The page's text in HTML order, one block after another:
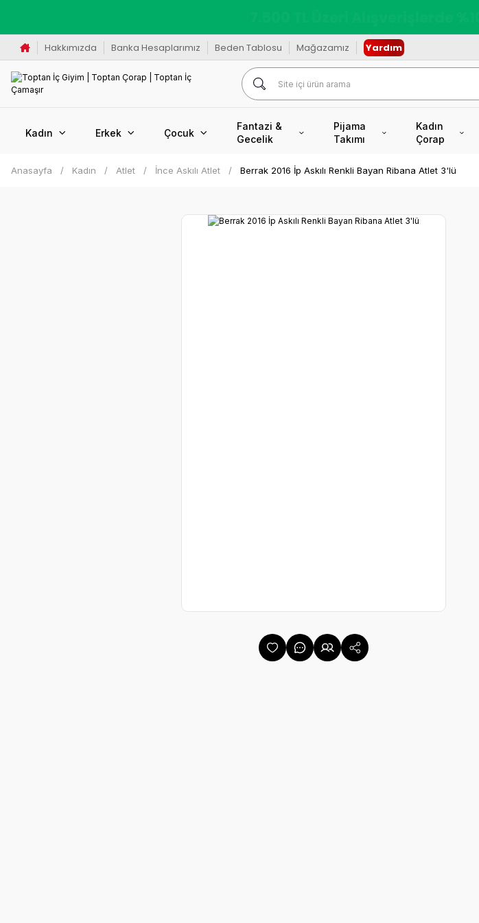
Hakkımızda Banka Hesaplarımız Beden Tablosu Mağazamız Yardım
Kadın Erkek Çocuk
Fantazi &
Gecelik
Pijama
Takımı
Kadın
Çorap
Anasayfa Kadın Atlet İnce Askılı Atlet Berrak 2016 İp Askılı Renkli Bayan Ribana Atlet 3'lü